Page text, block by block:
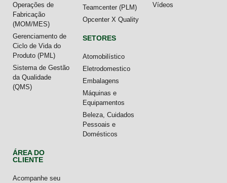
Operações de
Fabricação
(MOM/MES)
Gerenciamento de
Ciclo de Vida do
Produto (PML)
Sistema de Gestão
da Qualidade
(QMS)
Teamcenter (PLM)
Opcenter X Quality
SETORES
Atomobilístico
Eletrodomestico
Embalagens
Máquinas e
Equipamentos
Beleza, Cuidados
Pessoais e
Domésticos
Vídeos
ÁREA DO
CLIENTE
Acompanhe seu